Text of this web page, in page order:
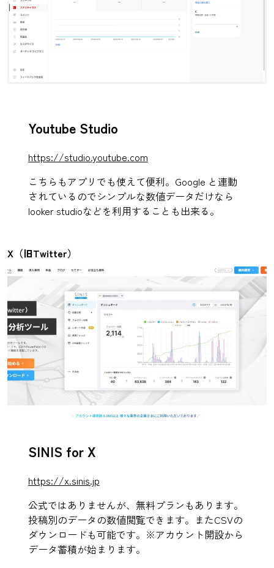
Youtube Studio
https://studio.youtube.com
こちらもアプリでも使えて便利。Google と連動
されているのでシンプルな数値データだけなら
looker studioなどを利用することも出来る。
X（旧Twitter）
SINIS for X
https://x.sinis.jp
公式ではありませんが、無料プランもあります。
投稿別のデータの数値閲覧できます。またCSVの
ダウンロードも可能です。※アカウント開設から
データ蓄積が始まります。